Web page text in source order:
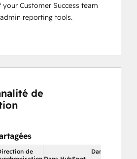
Customer Success team
reporting tools.
de
de
Dans HubSpot